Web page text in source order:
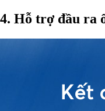
4. Hỗ trợ đầu ra